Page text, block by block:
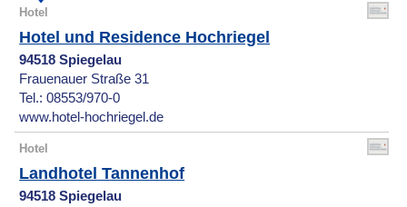
Hotel
Hotel und Residence Hochriegel
94518 Spiegelau
Frauenauer Straße 31
Tel.: 08553/970-0
www.hotel-hochriegel.de
Hotel
Landhotel Tannenhof
94518 Spiegelau